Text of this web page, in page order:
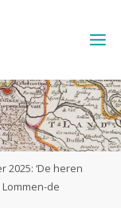
2025: ‘De heren
de